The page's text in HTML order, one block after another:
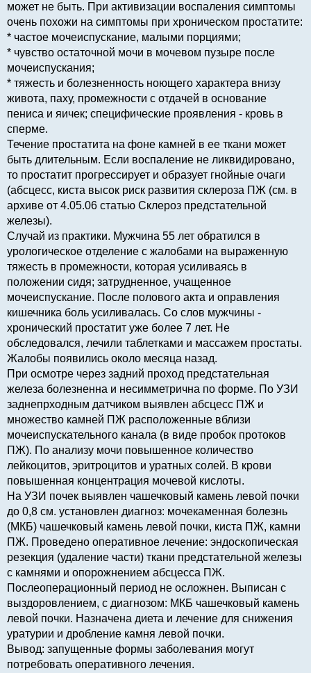
может не быть. При активизации воспаления симптомы
очень похожи на симптомы при хроническом простатите:
* частое мочеиспускание, малыми порциями;
* чувство остаточной мочи в мочевом пузыре после
мочеиспускания;
* тяжесть и болезненность ноющего характера внизу
живота, паху, промежности с отдачей в основание
пениса и яичек; специфические проявления - кровь в
сперме.
Течение простатита на фоне камней в ее ткани может
быть длительным. Если воспаление не ликвидировано,
то простатит прогрессирует и образует гнойные очаги
(абсцесс, киста высок риск развития склероза ПЖ (см. в
архиве от 4.05.06 статью Склероз предстательной
железы).
Случай из практики. Мужчина 55 лет обратился в
урологическое отделение с жалобами на выраженную
тяжесть в промежности, которая усиливаясь в
положении сидя; затрудненное, учащенное
мочеиспускание. После полового акта и оправления
кишечника боль усиливалась. Со слов мужчины -
хронический простатит уже более 7 лет. Не
обследовался, лечили таблетками и массажем простаты.
Жалобы появились около месяца назад.
При осмотре через задний проход предстательная
железа болезненна и несимметрична по форме. По УЗИ
заднепрходным датчиком выявлен абсцесс ПЖ и
множество камней ПЖ расположенные вблизи
мочеиспускательного канала (в виде пробок протоков
ПЖ). По анализу мочи повышенное количество
лейкоцитов, эритроцитов и уратных солей. В крови
повышенная концентрация мочевой кислоты.
На УЗИ почек выявлен чашечковый камень левой почки
до 0,8 см. установлен диагноз: мочекаменная болезнь
(МКБ) чашечковый камень левой почки, киста ПЖ, камни
ПЖ. Проведено оперативное лечение: эндоскопическая
резекция (удаление части) ткани предстательной железы
с камнями и опорожнением абсцесса ПЖ.
Послеоперационный период не осложнен. Выписан с
выздоровлением, с диагнозом: МКБ чашечковый камень
левой почки. Назначена диета и лечение для снижения
уратурии и дробление камня левой почки.
Вывод: запущенные формы заболевания могут
потребовать оперативного лечения.